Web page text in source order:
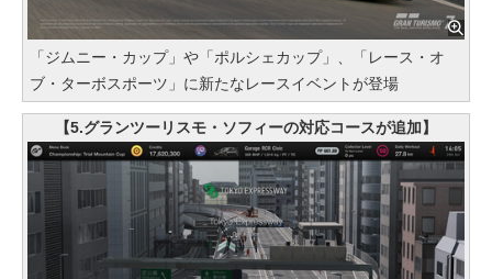
「ジムニー・カップ」や「ポルシェカップ」、「レース・オ
ブ・ターボスポーツ」に新たなレースイベントが登場
【5.グランツーリスモ・ソフィーの対応コースが追加】